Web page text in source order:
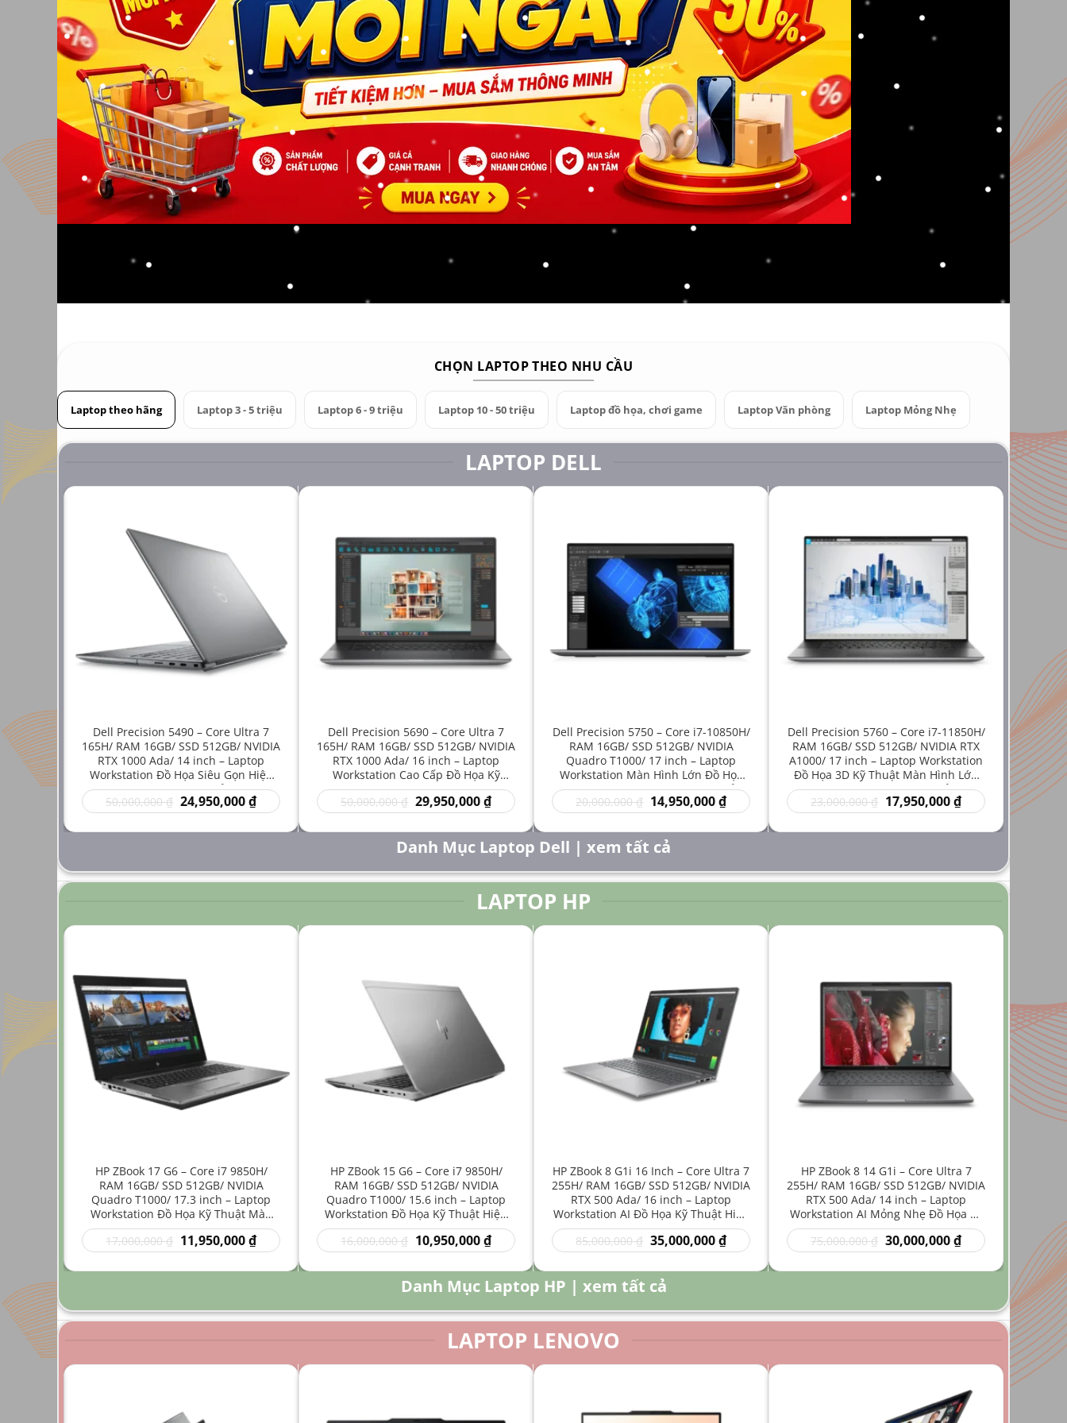
✅ Cấu Hình 7: Core i7/ Ram 64Gb/ SSD 2.000Gb
✅ Cấu Hình 8: Core i7/ Ram 64Gb/ SSD 4.000Gb
CHỌN LAPTOP THEO NHU CẦU
Laptop theo hãng Laptop 3 - 5 triệu Laptop 6 - 9 triệu Laptop 10 - 50 triệu Laptop đồ họa, chơi game Laptop Văn phòng Laptop Mỏng Nhẹ
LAPTOP DELL
Dell Precision 5490 – Core Ultra 7
165H/ RAM 16GB/ SSD 512GB/ NVIDIA
RTX 1000 Ada/ 14 inch – Laptop
Workstation Đồ Họa Siêu Gọn Hiệu
Năng Cao Giá Rẻ
50,000,000₫ Giá
gốc
50,000,000 ₫.
24,950,000₫Giá
hiện
là:
Dell Precision 5690 – Core Ultra 7
165H/ RAM 16GB/ SSD 512GB/ NVIDIA
RTX 1000 Ada/ 16 inch – Laptop
Workstation Cao Cấp Đồ Họa Kỹ
Thuật Sáng Tạo Hiệu Năng Mạnh
50,000,000₫ Giá
gốc
50,000,000 ₫.
29,950,000₫Giá
hiện
là:
29,950,000 ₫.
Dell Precision 5750 – Core i7-10850H/
RAM 16GB/ SSD 512GB/ NVIDIA
Quadro T1000/ 17 inch – Laptop
Workstation Màn Hình Lớn Đồ Họa
Kỹ Thuật Chuyên Nghiệp Giá Rẻ
20,000,000₫ Giá
gốc
20,000,000 ₫.
14,950,000₫Giá
hiện
là:
Dell Precision 5760 – Core i7-11850H/
RAM 16GB/ SSD 512GB/ NVIDIA RTX
A1000/ 17 inch – Laptop Workstation
Đồ Họa 3D Kỹ Thuật Màn Hình Lớn
Hiệu Năng Mạnh Giá Rẻ
23,000,000₫ Giá
gốc
23,000,000 ₫.
17,950,000₫Giá
hiện
là:
i7-
–
Cho
Danh Mục Laptop Dell | xem tất cả
LAPTOP HP
HP ZBook 17 G6 – Core i7 9850H/
RAM 16GB/ SSD 512GB/ NVIDIA
Quadro T1000/ 17.3 inch – Laptop
Workstation Đồ Họa Kỹ Thuật Màn
Hình Lớn
17,000,000₫ Giá
gốc
17,000,000 ₫.
11,950,000₫Giá
hiện
là:
HP ZBook 15 G6 – Core i7 9850H/
RAM 16GB/ SSD 512GB/ NVIDIA
Quadro T1000/ 15.6 inch – Laptop
Workstation Đồ Họa Kỹ Thuật Hiệu
Năng Cao
16,000,000₫ Giá
gốc
16,000,000 ₫.
10,950,000₫Giá
hiện
là:
10,950,000 ₫.
HP ZBook 8 G1i 16 Inch – Core Ultra 7
255H/ RAM 16GB/ SSD 512GB/ NVIDIA
RTX 500 Ada/ 16 inch – Laptop
Workstation AI Đồ Họa Kỹ Thuật Hiệu
Năng Cao
85,000,000₫ Giá
gốc
85,000,000 ₫.
35,000,000₫Giá
hiện
là:
HP ZBook 8 14 G1i – Core Ultra 7
255H/ RAM 16GB/ SSD 512GB/ NVIDIA
RTX 500 Ada/ 14 inch – Laptop
Workstation AI Mỏng Nhẹ Đồ Họa Kỹ
Thuật
75,000,000₫ Giá
gốc
75,000,000 ₫.
30,000,000₫Giá
hiện
là:
30,000,000 ₫.
9,950,000 ₫. Danh Mục Laptop HP | xem tất cả
LAPTOP LENOVO